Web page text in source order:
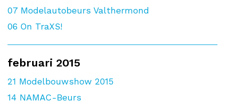
07 Modelautobeurs Valthermond
06 On TraXS!
februari 2015
21 Modelbouwshow 2015
14 NAMAC-Beurs